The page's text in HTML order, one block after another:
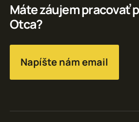
Máte záujem pracovať
Otca?
Napíšte nám email